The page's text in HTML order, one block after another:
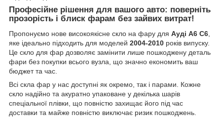
Професійне рішення для вашого авто: поверніть
прозорість і блиск фарам без зайвих витрат!
Пропонуємо нове високоякісне скло на фару для Ауді А6 С6,
яке ідеально підходить для моделей 2004-2010 років випуску.
Це скло для фар дозволяє замінити лише пошкоджену деталь
фари без покупки всього вузла, що значно економить ваш
бюджет та час.
Всі скла фар у нас доступні як окремо, так і парами. Кожне
скло надійно та акуратно упаковане у декілька шарів
спеціальної плівки, що повністю захищає його під час
доставки та майже повністю виключає ризик пошкоджень.